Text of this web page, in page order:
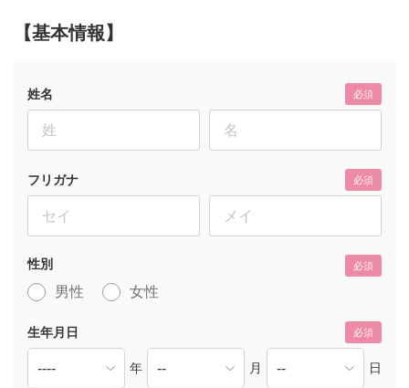
【基本情報】
姓名 必須
フリガナ 必須
性別 必須
男性 女性
生年月日 必須
年 月 日